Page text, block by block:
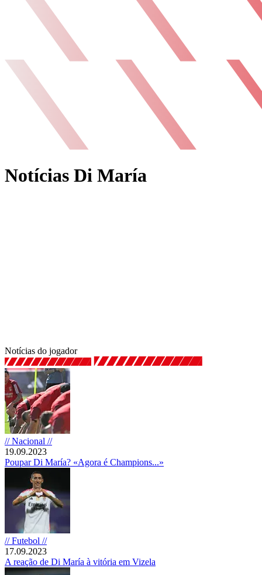
Notícias Di María
Notícias do jogador
// Nacional //
19.09.2023
Poupar Di María? «Agora é Champions...»
// Futebol //
17.09.2023
A reação de Di María à vitória em Vizela